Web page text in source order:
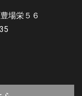
場栄５６